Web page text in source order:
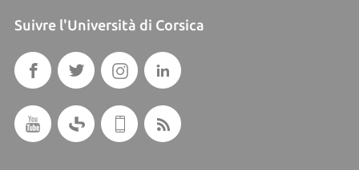
Suivre l'Università di Corsica